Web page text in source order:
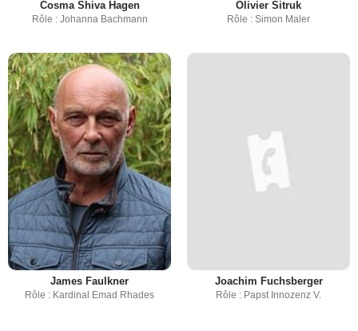
Cosma Shiva Hagen
Rôle : Johanna Bachmann
Olivier Sitruk
Rôle : Simon Maler
James Faulkner
Rôle : Kardinal Emad Rhades
Joachim Fuchsberger
Rôle : Papst Innozenz V.